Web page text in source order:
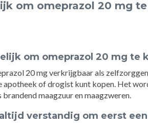
om omeprazol 20 mg
om omeprazol 20 mg te
20 mg verkrijgbaar als
apotheek of drogist kunt kopen. Het
maagzuur en maagzweren.
verstandig om eerst